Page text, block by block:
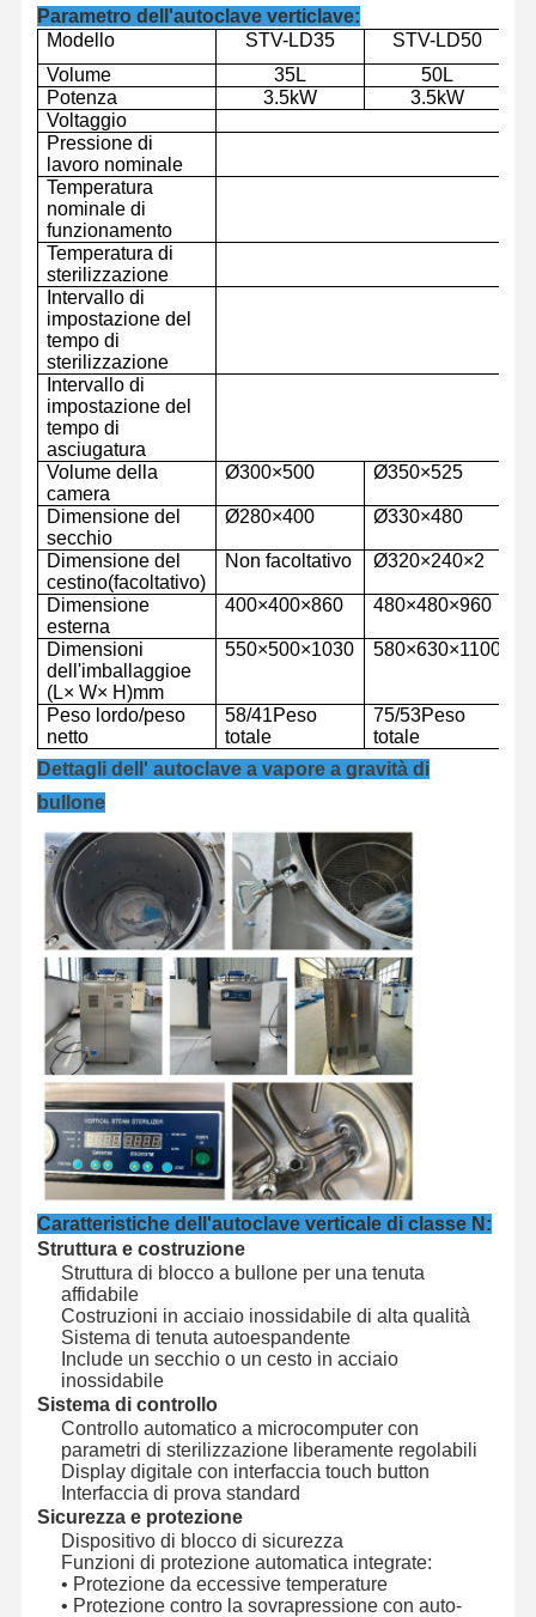
Casa Prodotti Video Su Di Noi
Visita Alla
Fabbrica
Controllo
Contattaci Notizie
Casi
Sterilizzatore orizzontale dell'autoclave
Autoclave verticale
Autoclave da banco
Macchina autoclave portatile
Sterilizzatore al plasma a bassa temperatura
Sterilizzatore dell'ossido di etilene
Sterilizzatori farmaceutici
Disinfettore automatico per lavatrici
Attrezzature CSSD
Attrezzatura di trattamento delle acque
armadio di asciugatura
Attrezzatura di laboratorio
Parametro dell'autoclave verticlave:
Modello
STV-LD35 STV-LD50
Volume
35L
50L
Potenza
3.5kW
3.5kW
Voltaggio
Pressione di
lavoro nominale
Temperatura
nominale di
funzionamento
Temperatura di
sterilizzazione
Intervallo di
impostazione del
tempo di
sterilizzazione
Intervallo di
impostazione del
tempo di
asciugatura
Volume della
camera
Ø300×500 Ø350×525
Dimensione del
secchio
Ø280×400 Ø330×480
Dimensione del
cestino(facoltativo)
Non facoltativo Ø320×240×2
Dimensione
esterna
400×400×860 480×480×960
Dimensioni
dell'imballaggioe
(L× W× H)mm
550×500×1030 580×630×1100
Peso lordo/peso
netto
58/41Peso
totale
75/53Peso
totale
Dettagli dell' autoclave a vapore a gravità di
bullone
Caratteristiche dell'autoclave verticale di classe N:
Struttura e costruzione
Struttura di blocco a bullone per una tenuta
affidabile
Costruzioni in acciaio inossidabile di alta qualità
Sistema di tenuta autoespandente
Include un secchio o un cesto in acciaio
inossidabile
Sistema di controllo
Controllo automatico a microcomputer con
parametri di sterilizzazione liberamente regolabili
Display digitale con interfaccia touch button
Interfaccia di prova standard
Sicurezza e protezione
Dispositivo di blocco di sicurezza
Funzioni di protezione automatica integrate:
• Protezione da eccessive temperature
• Protezione contro la sovrapressione con auto-